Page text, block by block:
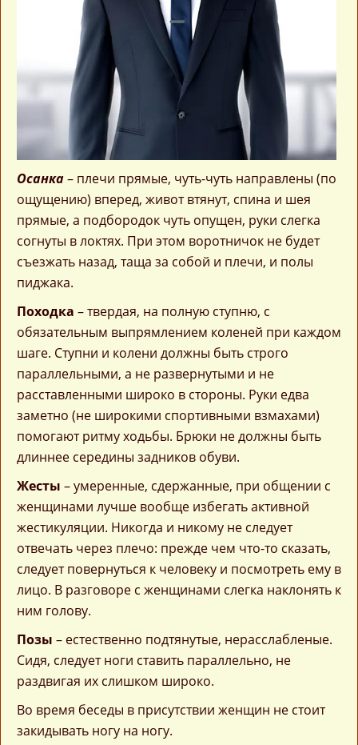
Осанка– плечи прямые, чуть-чуть направлены (по
ощущению) вперед, живот втянут, спина и шея
прямые, а подбородок чуть опущен, руки слегка
согнуты в локтях. При этом воротничок не будет
съезжать назад, таща за собой и плечи, и полы
пиджака.
Походка – твердая, на полную ступню, с
обязательным выпрямлением коленей при каждом
шаге. Ступни и колени должны быть строго
параллельными, а не развернутыми и не
расставленными широко в стороны. Руки едва
заметно (не широкими спортивными взмахами)
помогают ритму ходьбы. Брюки не должны быть
длиннее середины задников обуви.
Жесты – умеренные, сдержанные, при общении с
женщинами лучше вообще избегать активной
жестикуляции. Никогда и никому не следует
отвечать через плечо: прежде чем что-то сказать,
следует повернуться к человеку и посмотреть ему в
лицо. В разговоре с женщинами слегка наклонять к
ним голову.
Позы – естественно подтянутые, нерасслабленые.
Сидя, следует ноги ставить параллельно, не
раздвигая их слишком широко.
Во время беседы в присутствии женщин не стоит
закидывать ногу на ногу.